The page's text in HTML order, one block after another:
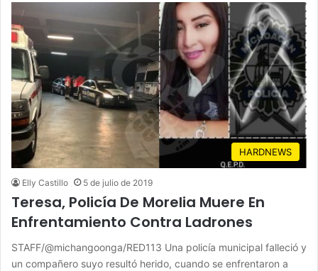
HARDNEWS
Elly Castillo 5 de julio de 2019
Teresa, Policía De Morelia Muere En
Enfrentamiento Contra Ladrones
STAFF/@michangoonga/RED113 Una policía municipal falleció y
un compañero suyo resultó herido, cuando se enfrentaron a